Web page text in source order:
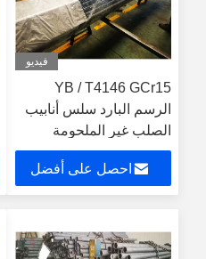
فيديو
YB / T4146 GCr15
الرسم البارد سلس أنابيب
الصلب غير الملحومة
احصل على أفضل